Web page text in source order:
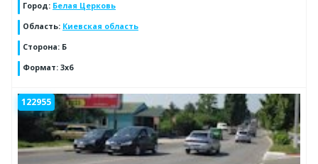
Город: Белая Церковь
Область: Киевская область
Сторона: Б
Формат: 3х6
122955